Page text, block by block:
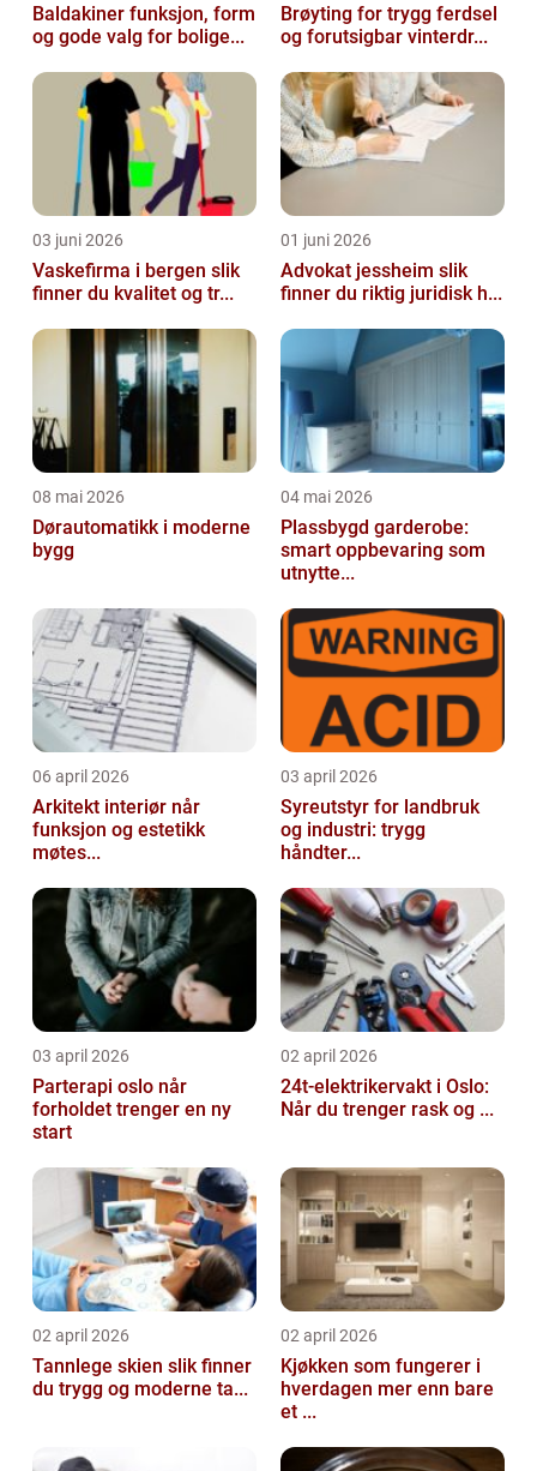
Baldakiner funksjon, form
og gode valg for bolige...
Brøyting for trygg ferdsel
og forutsigbar vinterdr...
03 juni 2026
Vaskefirma i bergen slik
finner du kvalitet og tr...
01 juni 2026
Advokat jessheim slik
finner du riktig juridisk h...
08 mai 2026
Dørautomatikk i moderne
bygg
04 mai 2026
Plassbygd garderobe:
smart oppbevaring som
utnytte...
06 april 2026
Arkitekt interiør når
funksjon og estetikk
møtes...
03 april 2026
Syreutstyr for landbruk
og industri: trygg
håndter...
03 april 2026
Parterapi oslo når
forholdet trenger en ny
start
02 april 2026
24t-elektrikervakt i Oslo:
Når du trenger rask og ...
02 april 2026
Tannlege skien slik finner
du trygg og moderne ta...
02 april 2026
Kjøkken som fungerer i
hverdagen mer enn bare
et ...